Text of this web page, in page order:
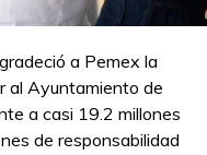
a Pemex la
al Ayuntamiento de
a casi 19.2 millones
de responsabilidad